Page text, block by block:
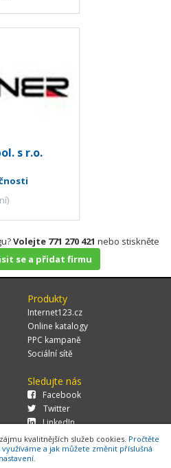
s r.o.
Volejte 771 270 421 nebo stiskněte
se a přidat firmu
Produkty
Internet123.cz
Online katalogy
PPC kampaně
Sociální sítě
Sledujte nás
Facebook
Twitter
LinkedIn
kvalitnějších služeb cookies. Pročtěte
a jak můžete změnit příslušná
nastavení.